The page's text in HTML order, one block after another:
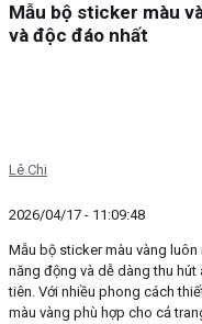
Mẫu bộ sticker màu
và độc đáo nhất
Lê Chi
2026/04/17 - 11:09:48
Mẫu bộ sticker màu vàng luôn
năng động và dễ dàng thu hút
tiên. Với nhiều phong cách
màu vàng phù hợp cho cả